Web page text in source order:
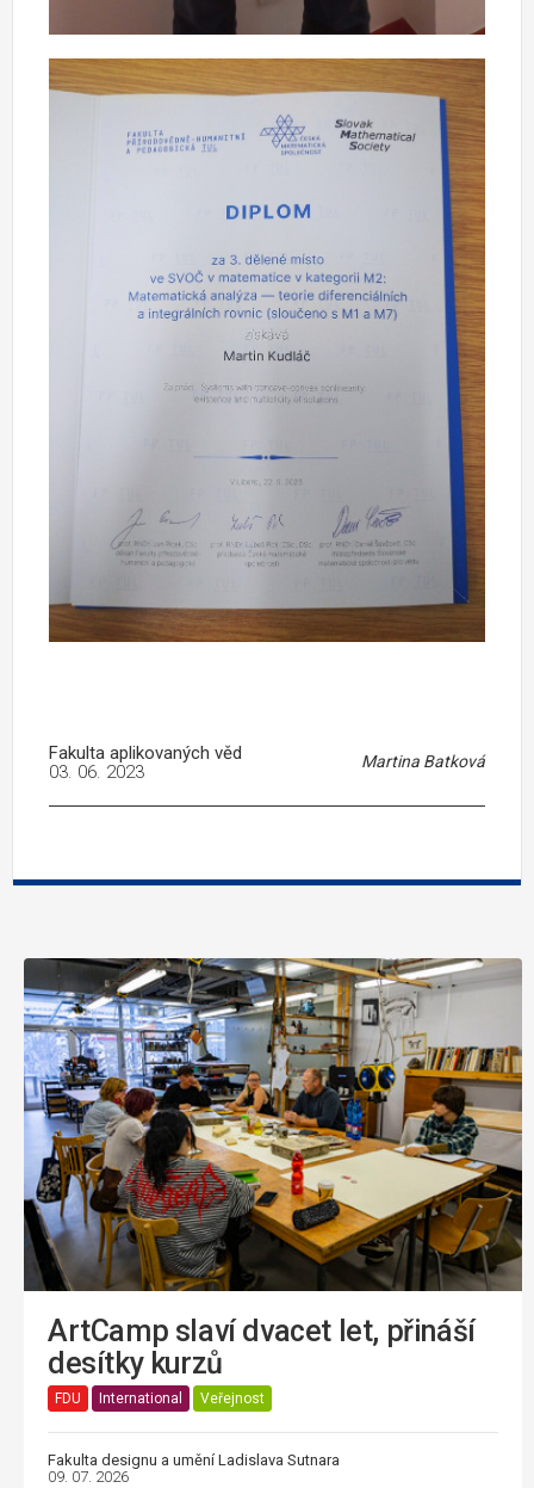
Fakulta aplikovaných věd Martina Batková
03. 06. 2023
ArtCamp slaví dvacet let, přináší
desítky kurzů
FDU International Veřejnost
Fakulta designu a umění Ladislava Sutnara
09. 07. 2026